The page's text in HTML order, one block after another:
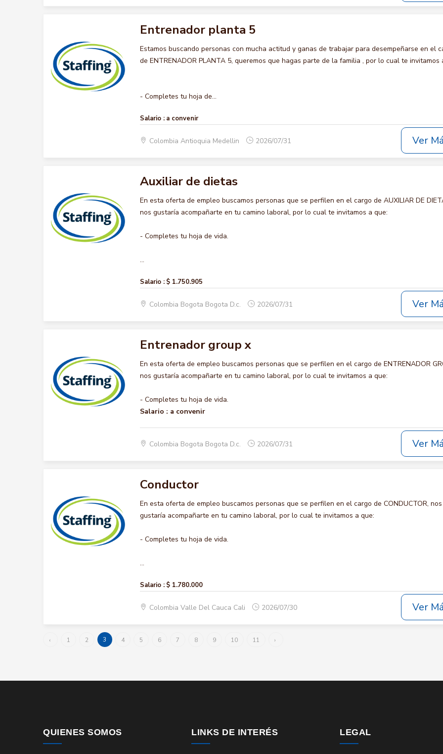
Entrenador planta 5
Estamos buscando personas con mucha actitud y ganas de trabajar para desempeñarse en el
de ENTRENADOR PLANTA 5, queremos que hagas parte de la familia , por lo cual te invitamos
- Completes tu hoja de...
Salario : a convenir
Colombia Antioquia Medellin 2026/07/31 Ver
Auxiliar de dietas
En esta oferta de empleo buscamos personas que se perfilen en el cargo de AUXILIAR DE
nos gustaría acompañarte en tu camino laboral, por lo cual te invitamos a que:
- Completes tu hoja de vida.
...
Salario : $ 1.750.905
Colombia Bogota Bogota D.c. 2026/07/31 Ver
Entrenador group x
En esta oferta de empleo buscamos personas que se perfilen en el cargo de ENTRENADOR
nos gustaría acompañarte en tu camino laboral, por lo cual te invitamos a que:
- Completes tu hoja de vida.
Salario : a convenir
Colombia Bogota Bogota D.c. 2026/07/31 Ver
Conductor
En esta oferta de empleo buscamos personas que se perfilen en el cargo de CONDUCTOR, nos
gustaría acompañarte en tu camino laboral, por lo cual te invitamos a que:
- Completes tu hoja de vida.
...
Salario : $ 1.780.000
Colombia Valle Del Cauca Cali 2026/07/30 Ver
‹ 1 2 3 4 5 6 7 8 9 10 11 ›
QUIENES SOMOS LINKS DE INTERÉS LEGAL